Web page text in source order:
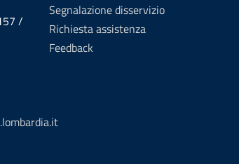
/
Segnalazione disservizio
Richiesta assistenza
Feedback